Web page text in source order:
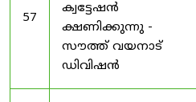
57
ക്വട്ടേഷൻ
ക്ഷണിക്കുന്നു -
സൗത്ത് വയനാട്
ഡിവിഷൻ